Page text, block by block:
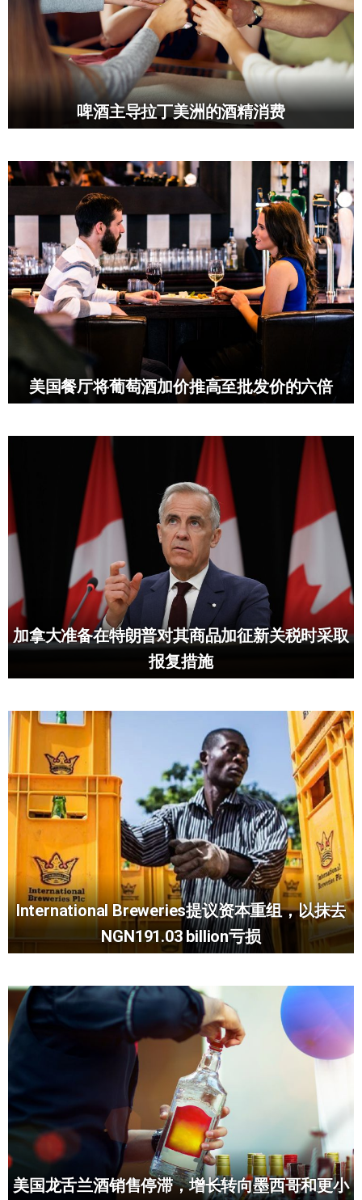
啤酒主导拉丁美洲的酒精消费
美国餐厅将葡萄酒加价推高至批发价的六倍
加拿大准备在特朗普对其商品加征新关税时采取
报复措施
International Breweries提议资本重组，以抹去
NGN191.03 billion亏损
美国龙舌兰酒销售停滞，增长转向墨西哥和更小